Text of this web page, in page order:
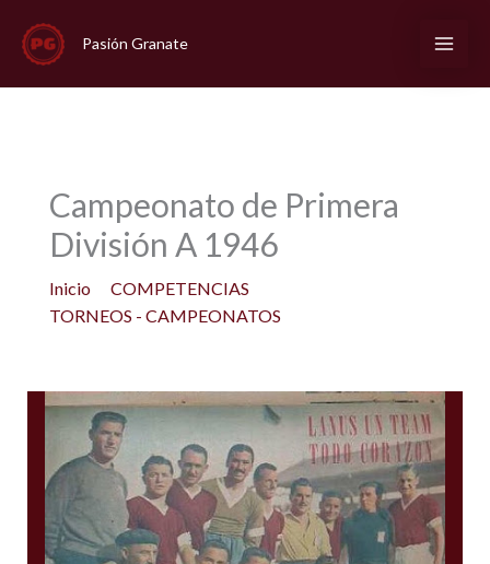
contenido
Pasión Granate
Campeonato de Primera
División A 1946
Inicio
COMPETENCIAS
TORNEOS - CAMPEONATOS